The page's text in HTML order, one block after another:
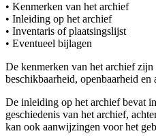
• Kenmerken van het archief
• Inleiding op het archief
• Inventaris of plaatsingslijst
• Eventueel bijlagen
De kenmerken van het archief
beschikbaarheid, openbaarheid en
De inleiding op het archief bevat
geschiedenis van het archief,
kan ook aanwijzingen voor het